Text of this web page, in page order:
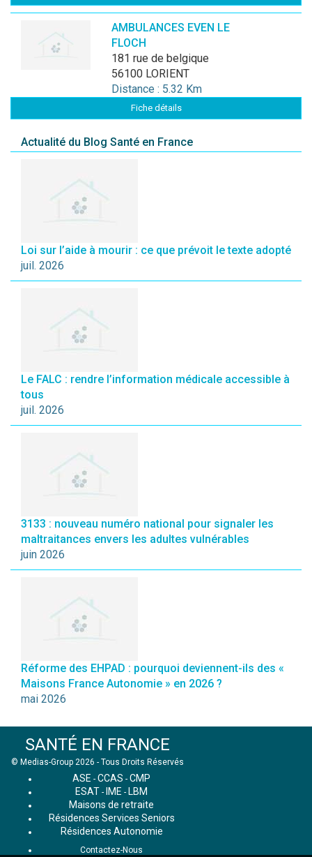
AMBULANCES EVEN LE
FLOCH
181 rue de belgique
56100 LORIENT
Distance : 5.32 Km
Fiche détails
Actualité du Blog Santé en France
Loi sur l’aide à mourir : ce que prévoit le texte adopté
juil. 2026
Le FALC : rendre l’information médicale accessible à
tous
juil. 2026
3133 : nouveau numéro national pour signaler les
maltraitances envers les adultes vulnérables
juin 2026
Réforme des EHPAD : pourquoi deviennent-ils des «
Maisons France Autonomie » en 2026 ?
mai 2026
SANTÉ EN FRANCE
© Medias-Group 2026 - Tous Droits Réservés
ASE - CCAS - CMP
ESAT - IME - LBM
Maisons de retraite
Résidences Services Seniors
Résidences Autonomie
Contactez-Nous